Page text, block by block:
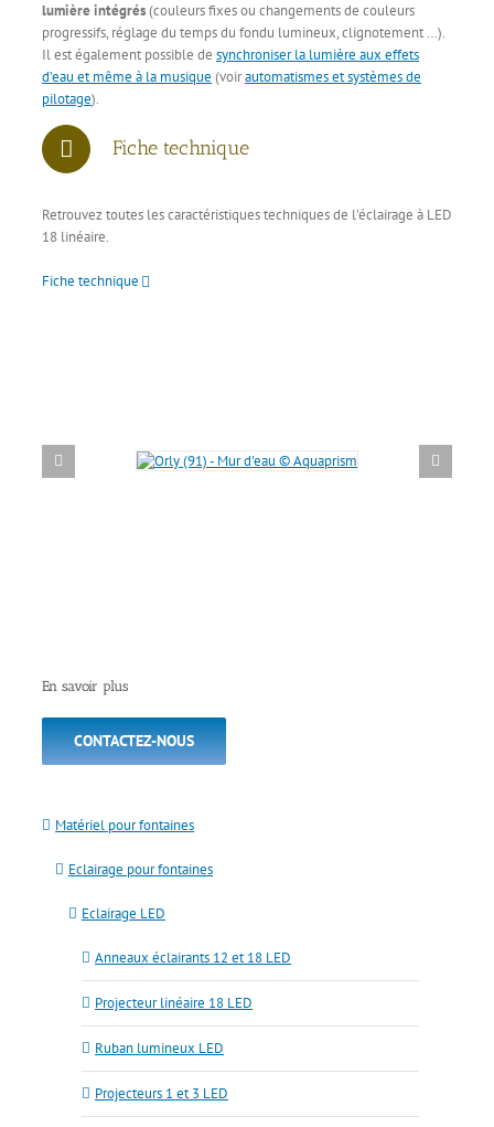
lumière intégrés(couleurs fixes ou changements de couleurs
progressifs, réglage du temps du fondu lumineux, clignotement …).
Il est également possible de synchroniser la lumière aux effets
d’eau et même à la musique (voirautomatismes et systèmes de
pilotage).
Fiche technique
Retrouvez toutes les caractéristiques techniques de l’éclairage à LED
18 linéaire.
Fiche technique
En savoir plus
CONTACTEZ-NOUS
Matériel pour fontaines
Eclairage pour fontaines
Eclairage LED
Anneaux éclairants 12 et 18 LED
Projecteur linéaire 18 LED
Ruban lumineux LED
Projecteurs 1 et 3 LED